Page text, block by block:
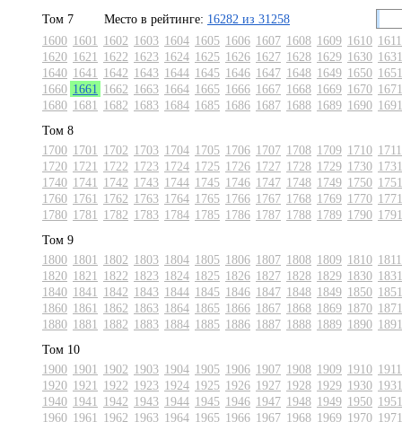
Том 7
Место в рейтинге: 16282 из 31258
1600 1601 1602 1603 1604 1605 1606 1607 1608 1609 1610 1611
1620 1621 1622 1623 1624 1625 1626 1627 1628 1629 1630 1631
1640 1641 1642 1643 1644 1645 1646 1647 1648 1649 1650 1651
1660 1661 1662 1663 1664 1665 1666 1667 1668 1669 1670 1671
1680 1681 1682 1683 1684 1685 1686 1687 1688 1689 1690 1691
Том 8
1700 1701 1702 1703 1704 1705 1706 1707 1708 1709 1710 1711
1720 1721 1722 1723 1724 1725 1726 1727 1728 1729 1730 1731
1740 1741 1742 1743 1744 1745 1746 1747 1748 1749 1750 1751
1760 1761 1762 1763 1764 1765 1766 1767 1768 1769 1770 1771
1780 1781 1782 1783 1784 1785 1786 1787 1788 1789 1790 1791
Том 9
1800 1801 1802 1803 1804 1805 1806 1807 1808 1809 1810 1811
1820 1821 1822 1823 1824 1825 1826 1827 1828 1829 1830 1831
1840 1841 1842 1843 1844 1845 1846 1847 1848 1849 1850 1851
1860 1861 1862 1863 1864 1865 1866 1867 1868 1869 1870 1871
1880 1881 1882 1883 1884 1885 1886 1887 1888 1889 1890 1891
Том 10
1900 1901 1902 1903 1904 1905 1906 1907 1908 1909 1910 1911
1920 1921 1922 1923 1924 1925 1926 1927 1928 1929 1930 1931
1940 1941 1942 1943 1944 1945 1946 1947 1948 1949 1950 1951
1960 1961 1962 1963 1964 1965 1966 1967 1968 1969 1970 1971